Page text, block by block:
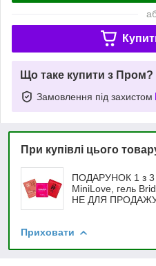
Що таке купити з Пром?
Замовлення під захистом
При купівлі цього
ПОДАРУНОК 1 з 3
MiniLove, гель
НЕ ДЛЯ
Приховати